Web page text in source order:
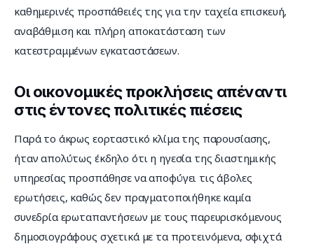
καθημερινές προσπάθειές της για την ταχεία επισκευή,
αναβάθμιση και πλήρη αποκατάσταση των
κατεστραμμένων εγκαταστάσεων.
Οι οικονομικές προκλήσεις απέναντι
στις έντονες πολιτικές πιέσεις
Παρά το άκρως εορταστικό κλίμα της παρουσίασης,
ήταν απολύτως έκδηλο ότι η ηγεσία της διαστημικής
υπηρεσίας προσπάθησε να αποφύγει τις άβολες
ερωτήσεις, καθώς δεν πραγματοποιήθηκε καμία
συνεδρία ερωταπαντήσεων με τους παρευρισκόμενους
δημοσιογράφους σχετικά με τα προτεινόμενα, σφιχτά